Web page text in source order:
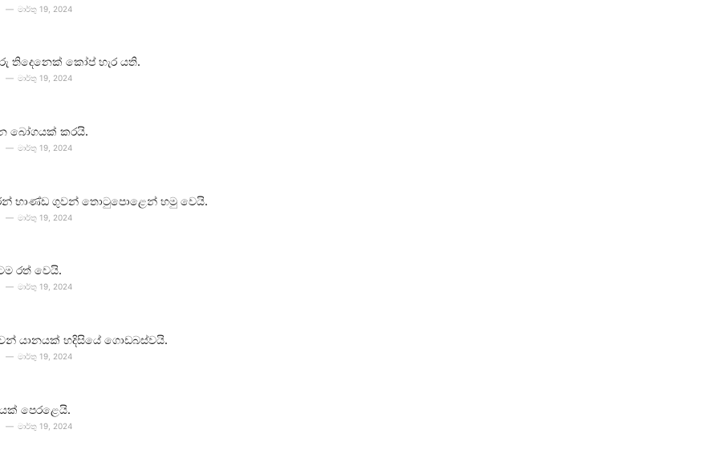
මාර්තු 19, 2024
තිදෙනෙක් කෝප් හැර යති.
මාර්තු 19, 2024
බෝගයක් කරයි.
මාර්තු 19, 2024
භාණ්ඩ ගුවන් තොටුපොළෙන් හමු වෙයි.
මාර්තු 19, 2024
රත් වෙයි.
මාර්තු 19, 2024
යානයක් හදිසියේ ගොඩබස්වයි.
මාර්තු 19, 2024
පෙරළෙයි.
මාර්තු 19, 2024